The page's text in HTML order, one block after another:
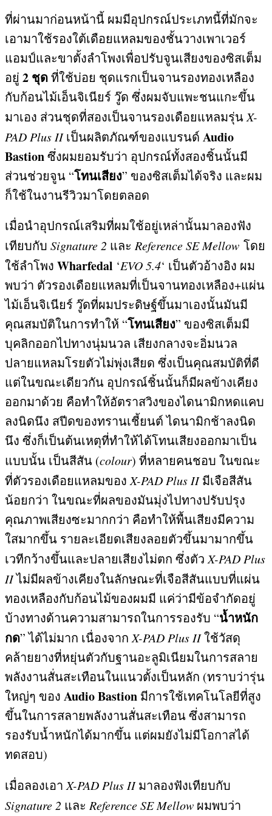
ที่ผ่านมาก่อนหน้านี้ ผมมีอุปกรณ์ประเภทนี้ที่มักจะ
เอามาใช้รองใต้เดือยแหลมของชั้นวางเพาเวอร์
แอมป์และขาตั้งลำโพงเพื่อปรับจูนเสียงของซิสเต็ม
อยู่ 2 ชุดที่ใช้บ่อย ชุดแรกเป็นจานรองทองเหลือง
กับก้อนไม้เอ็นจิเนียร์ วู๊ด ซึ่งผมจับแพะชนแกะขึ้น
มาเอง ส่วนชุดที่สองเป็นจานรองเดือยแหลมรุ่นX-
PAD Plus II เป็นผลิตภัณฑ์ของแบรนด์ Audio
Bastionซึ่งผมยอมรับว่า อุปกรณ์ทั้งสองชิ้นนั้นมี
ส่วนช่วยจูน “โทนเสียง” ของซิสเต็มได้จริง และผม
ก็ใช้ในงานรีวิวมาโดยตลอด
เมื่อนำอุปกรณ์เสริมที่ผมใช้อยู่เหล่านั้นมาลองฟัง
เทียบกับ Signature 2 และ Reference SE Mellow โดย
ใช้ลำโพง Wharfedal ‘EVO 5.4‘ เป็นตัวอ้างอิง ผม
พบว่า ตัวรองเดือยแหลมที่เป็นจานทองเหลือง+แผ่น
ไม้เอ็นจิเนียร์ วู๊ดที่ผมประดิษฐ์ขึ้นมาเองนั้นมันมี
คุณสมบัติในการทำให้ “โทนเสียง” ของซิสเต็มมี
บุคลิกออกไปทางนุ่มนวล เสียงกลางจะอิ่มนวล
ปลายแหลมโรยตัวไม่พุ่งเสียด ซึ่งเป็นคุณสมบัติที่ดี
แต่ในขณะเดียวกัน อุปกรณ์ชิ้นนั้นก็มีผลข้างเคียง
ออกมาด้วย คือทำให้อัตราสวิงของไดนามิกหดแคบ
ลงนิดนึง สปีดของทรานเชี้ยนต์ ไดนามิกช้าลงนิด
นึง ซึ่งก็เป็นต้นเหตุที่ทำให้ได้โทนเสียงออกมาเป็น
แบบนั้น เป็นสีสัน (colour) ที่หลายคนชอบ ในขณะ
ที่ตัวรองเดือยแหลมของX-PAD Plus II มีเจือสีสัน
น้อยกว่า ในขณะที่ผลของมันมุ่งไปทางปรับปรุง
คุณภาพเสียงซะมากกว่า คือทำให้พื้นเสียงมีความ
ใสมากขึ้น รายละเอียดเสียงลอยตัวขึ้นมามากขึ้น
เวทีกว้างขึ้นและปลายเสียงไม่ตก ซึ่งตัวX-PAD Plus
IIไม่มีผลข้างเคียงในลักษณะที่เจือสีสันแบบที่แผ่น
ทองเหลืองกับก้อนไม้ของผมมี แค่ว่ามีข้อจำกัดอยู่
บ้างทางด้านความสามารถในการรองรับ “น้ำหนัก
กด”ได้ไม่มาก เนื่องจากX-PAD Plus IIใช้วัสดุ
คล้ายยางที่หยุ่นตัวกับฐานอะลูมิเนียมในการสลาย
พลังงานสั่นสะเทือนในแนวตั้งเป็นหลัก (ทราบว่ารุ่น
ใหญ่ๆ ของ Audio Bastion มีการใช้เทคโนโลยีที่สูง
ขึ้นในการสลายพลังงานสั่นสะเทือน ซึ่งสามารถ
รองรับน้ำหนักได้มากขึ้น แต่ผมยังไม่มีโอกาสได้
ทดสอบ)
เมื่อลองเอาX-PAD Plus II มาลองฟังเทียบกับ
Signature 2 และ Reference SE Mellow ผมพบว่า